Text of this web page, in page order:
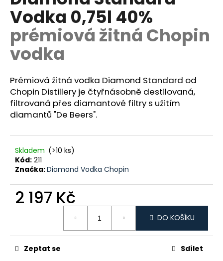
5,0
z
5
hvězdiček.
Vodka 0,75l 40%
prémiová žitná Chopin
vodka
Prémiová žitná vodka Diamond Standard od
Chopin Distillery je čtyřnásobně destilovaná,
filtrovaná přes diamantové filtry s užitím
diamantů "De Beers".
Skladem (>10 ks)
Kód: 211
Značka:Diamond Vodka Chopin
2 197 Kč
DO KOŠÍKU
Zeptat se Sdílet
M
a
j
t
?
HLEDAT
D
o
p
o
u